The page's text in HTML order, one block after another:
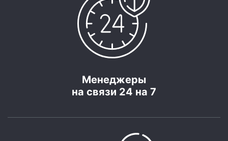
Менеджеры
на связи 24 на 7